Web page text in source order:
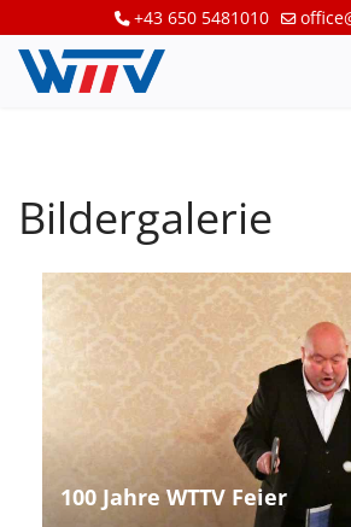
+43 650 5481010
Bildergalerie
100 Jahre WTTV Feier